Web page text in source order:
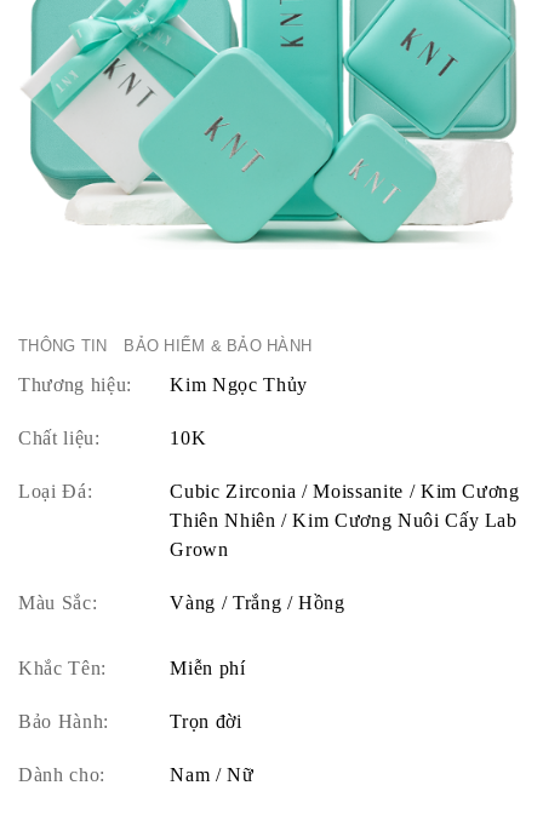
THÔNG TIN BẢO HIỂM & BẢO HÀNH
Thương hiệu: Kim Ngọc Thủy
Chất liệu: 10K
Loại Đá:
Cubic Zirconia / Moissanite / Kim Cương
Thiên Nhiên / Kim Cương Nuôi Cấy Lab
Grown
Màu Sắc: Vàng / Trắng / Hồng
Khắc Tên: Miễn phí
Bảo Hành: Trọn đời
Dành cho: Nam / Nữ